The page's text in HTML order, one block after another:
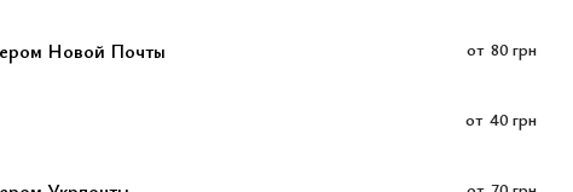
Новой Почты от 80 грн
от 40 грн